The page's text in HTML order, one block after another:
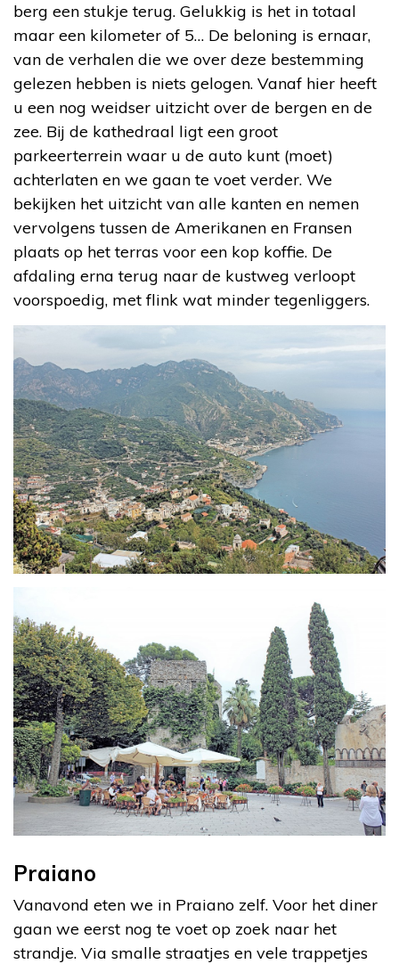
berg een stukje terug. Gelukkig is het in totaal
maar een kilometer of 5… De beloning is ernaar,
van de verhalen die we over deze bestemming
gelezen hebben is niets gelogen. Vanaf hier heeft
u een nog weidser uitzicht over de bergen en de
zee. Bij de kathedraal ligt een groot
parkeerterrein waar u de auto kunt (moet)
achterlaten en we gaan te voet verder. We
bekijken het uitzicht van alle kanten en nemen
vervolgens tussen de Amerikanen en Fransen
plaats op het terras voor een kop koffie. De
afdaling erna terug naar de kustweg verloopt
voorspoedig, met flink wat minder tegenliggers.
Praiano
Vanavond eten we in Praiano zelf. Voor het diner
gaan we eerst nog te voet op zoek naar het
strandje. Via smalle straatjes en vele trappetjes